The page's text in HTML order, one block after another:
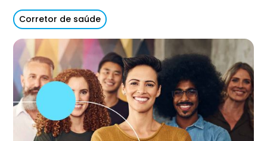
Corretor de saúde